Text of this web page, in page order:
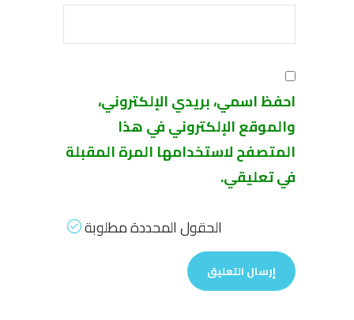
احفظ اسمي، بريدي الإلكتروني،
والموقع الإلكتروني في هذا
المتصفح لاستخدامها المرة المقبلة
في تعليقي.
الحقول المحددة مطلوبة